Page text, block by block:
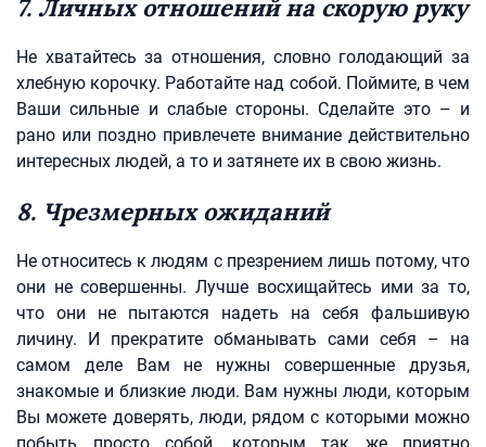
7. Личных отношений на скорую руку
Не хватайтесь за отношения, словно голодающий за
хлебную корочку. Работайте над собой. Поймите, в чем
Ваши сильные и слабые стороны. Сделайте это – и
рано или поздно привлечете внимание действительно
интересных людей, а то и затянете их в свою жизнь.
8. Чрезмерных ожиданий
Не относитесь к людям с презрением лишь потому, что
они не совершенны. Лучше восхищайтесь ими за то,
что они не пытаются надеть на себя фальшивую
личину. И прекратите обманывать сами себя – на
самом деле Вам не нужны совершенные друзья,
знакомые и близкие люди. Вам нужны люди, которым
Вы можете доверять, люди, рядом с которыми можно